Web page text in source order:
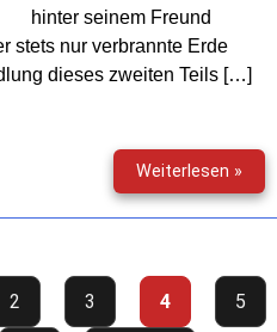
hinter seinem Freund
stets nur verbrannte Erde
dieses zweiten Teils […]
Weiterlesen »
(37)
Rio
2 3 4 5